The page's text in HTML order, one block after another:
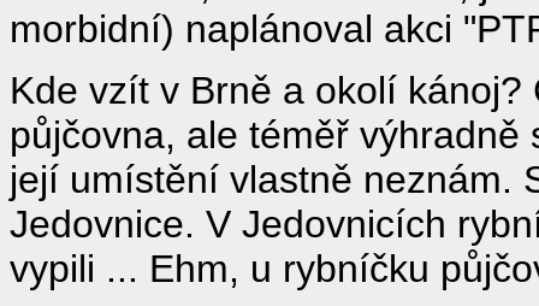
morbidní) naplánoval akci
Kde vzít v Brně a okolí
půjčovna, ale téměř
její umístění vlastně neznám.
Jedovnice. V Jedovnicích
vypili ... Ehm, u rybníčku